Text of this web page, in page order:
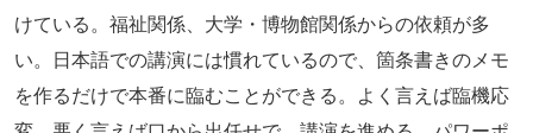
けている。福祉関係、大学・博物館関係からの依頼が多
い。日本語での講演には慣れているので、箇条書きのメモ
を作るだけで本番に臨むことができる。よく言えば臨機応